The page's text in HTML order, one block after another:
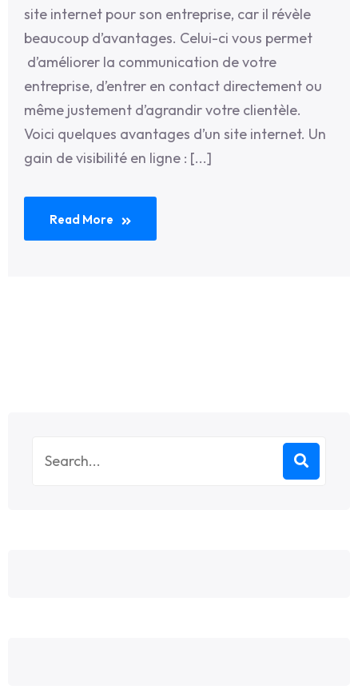
site internet pour son entreprise, car il révèle
beaucoup d’avantages. Celui-ci vous permet
d’améliorer la communication de votre
entreprise, d’entrer en contact directement ou
même justement d’agrandir votre clientèle.
Voici quelques avantages d’un site internet. Un
gain de visibilité en ligne : [...]
Read More
for: